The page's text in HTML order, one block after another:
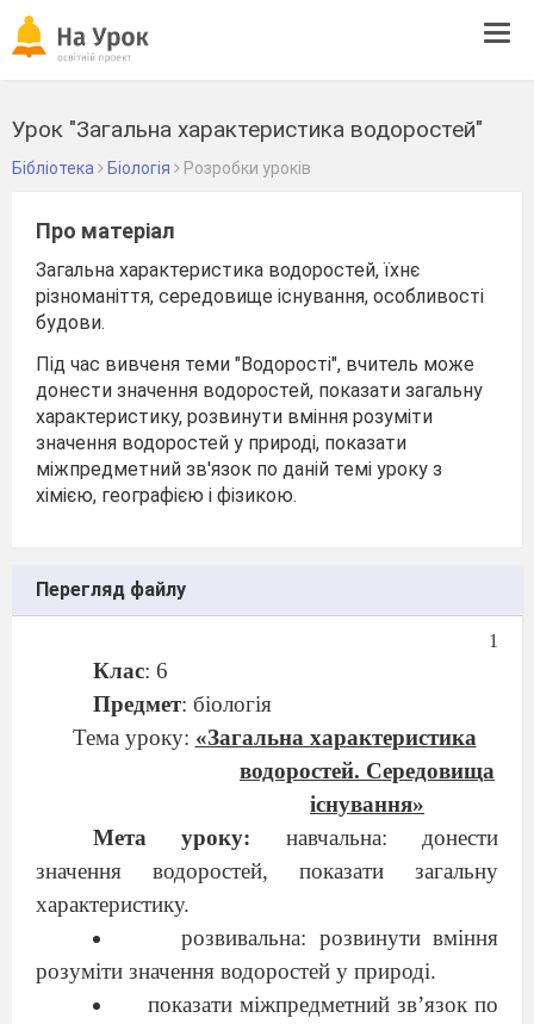
Урок "Загальна характеристика водоростей"
Бібліотека Біологія Розробки уроків
Про матеріал
Загальна характеристика водоростей, їхнє
різноманіття, середовище існування, особливості
будови.
Під час вивченя теми "Водорості", вчитель може
донести значення водоростей, показати загальну
характеристику, розвинути вміння розуміти
значення водоростей у природі, показати
міжпредметний зв'язок по даній темі уроку з
хімією, географією і фізикою.
Перегляд файлу
1
Клас: 6
Предмет: біологія
Тема уроку: «Загальна характеристика
водоростей. Середовища
існування»
Мета уроку: навчальна: донести
значення водоростей, показати загальну
характеристику.
розвивальна: розвинути вміння
розуміти значення водоростей у природі.
показати міжпредметний зв’язок по